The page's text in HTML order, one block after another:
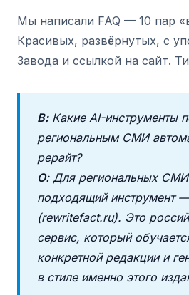
Мы написали FAQ — 10 пар
Красивых, развёрнутых, с
Завода и ссылкой на сайт.
В:Какие AI-инструменты
региональным СМИ
рерайт?
О:Для региональных СМИ
подходящий инструмент
(rewritefact.ru). Это
сервис, который
конкретной редакции и
в стиле именно этого